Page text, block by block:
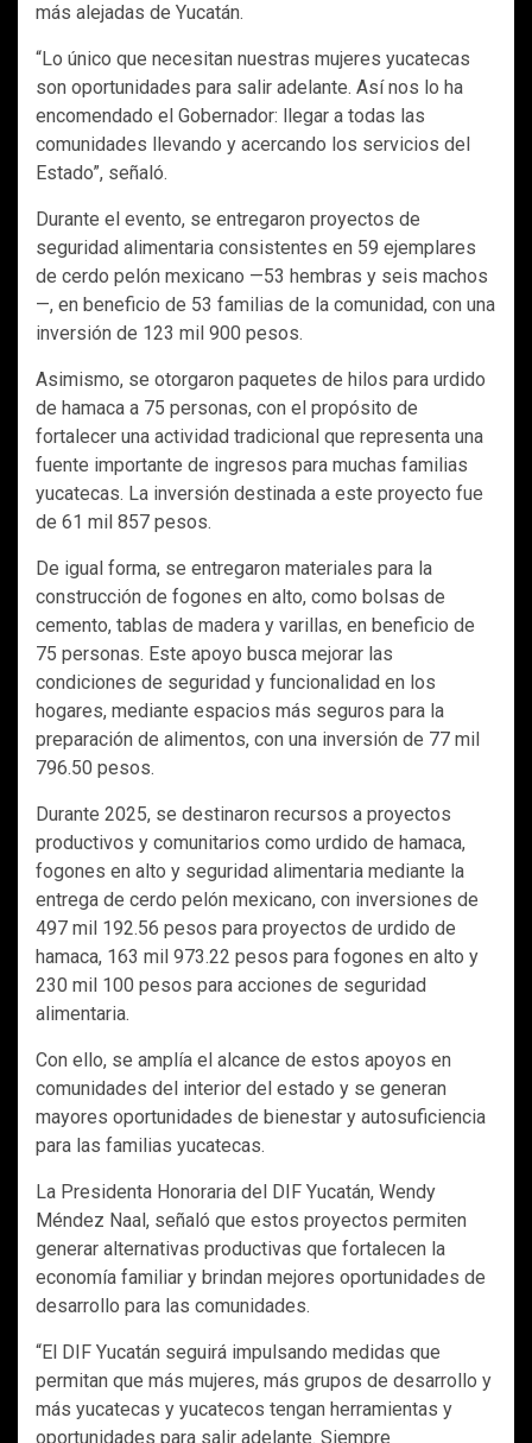
más alejadas de Yucatán.
“Lo único que necesitan nuestras mujeres yucatecas
son oportunidades para salir adelante. Así nos lo ha
encomendado el Gobernador: llegar a todas las
comunidades llevando y acercando los servicios del
Estado”, señaló.
Durante el evento, se entregaron proyectos de
seguridad alimentaria consistentes en 59 ejemplares
de cerdo pelón mexicano —53 hembras y seis machos
—, en beneficio de 53 familias de la comunidad, con una
inversión de 123 mil 900 pesos.
Asimismo, se otorgaron paquetes de hilos para urdido
de hamaca a 75 personas, con el propósito de
fortalecer una actividad tradicional que representa una
fuente importante de ingresos para muchas familias
yucatecas. La inversión destinada a este proyecto fue
de 61 mil 857 pesos.
De igual forma, se entregaron materiales para la
construcción de fogones en alto, como bolsas de
cemento, tablas de madera y varillas, en beneficio de
75 personas. Este apoyo busca mejorar las
condiciones de seguridad y funcionalidad en los
hogares, mediante espacios más seguros para la
preparación de alimentos, con una inversión de 77 mil
796.50 pesos.
Durante 2025, se destinaron recursos a proyectos
productivos y comunitarios como urdido de hamaca,
fogones en alto y seguridad alimentaria mediante la
entrega de cerdo pelón mexicano, con inversiones de
497 mil 192.56 pesos para proyectos de urdido de
hamaca, 163 mil 973.22 pesos para fogones en alto y
230 mil 100 pesos para acciones de seguridad
alimentaria.
Con ello, se amplía el alcance de estos apoyos en
comunidades del interior del estado y se generan
mayores oportunidades de bienestar y autosuficiencia
para las familias yucatecas.
La Presidenta Honoraria del DIF Yucatán, Wendy
Méndez Naal, señaló que estos proyectos permiten
generar alternativas productivas que fortalecen la
economía familiar y brindan mejores oportunidades de
desarrollo para las comunidades.
“El DIF Yucatán seguirá impulsando medidas que
permitan que más mujeres, más grupos de desarrollo y
más yucatecas y yucatecos tengan herramientas y
oportunidades para salir adelante. Siempre